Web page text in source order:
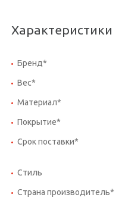
Характеристики
Бренд*
Вес*
Материал*
Покрытие*
Срок поставки*
Стиль
Страна производитель*